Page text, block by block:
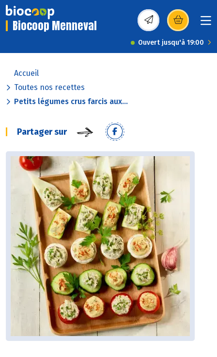
Biocoop Menneval (s’ouvre dans une
Ouvert jusqu'à 19:00
Accueil
Toutes nos recettes
Petits légumes crus farcis aux...
Partager sur